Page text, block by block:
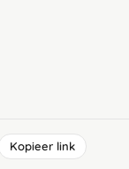
Kopieer link